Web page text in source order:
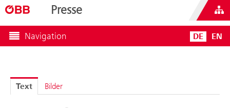
Presse
Navigation DE EN
Text Bilder